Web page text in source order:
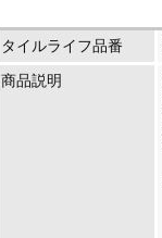
タイルライフ品番
商品説明